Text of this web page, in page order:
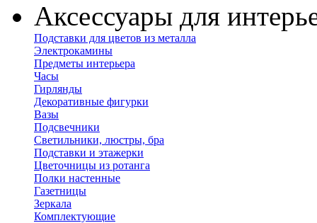
Аксессуары для
Подставки для цветов из металла
Электрокамины
Предметы интерьера
Часы
Гирлянды
Декоративные фигурки
Вазы
Подсвечники
Светильники, люстры, бра
Подставки и этажерки
Цветочницы из ротанга
Полки настенные
Газетницы
Зеркала
Комплектующие